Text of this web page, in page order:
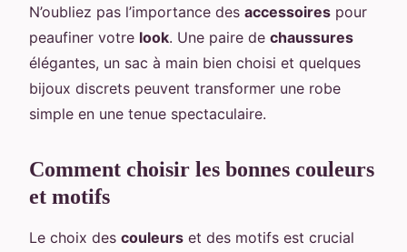
N’oubliez pas l’importance des accessoires pour
peaufiner votre look. Une paire de chaussures
élégantes, un sac à main bien choisi et quelques
bijoux discrets peuvent transformer une robe
simple en une tenue spectaculaire.
Comment choisir les bonnes couleurs
et motifs
Le choix des couleurs et des motifs est crucial